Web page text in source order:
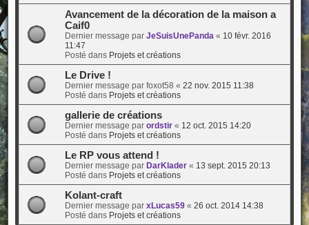
Avancement de la décoration de la maison a
Caif0
Dernier message par JeSuisUnePanda « 10 févr. 2016
11:47
Posté dans Projets et créations
Le Drive !
Dernier message par foxot58 « 22 nov. 2015 11:38
Posté dans Projets et créations
gallerie de créations
Dernier message par ordstir« 12 oct. 2015 14:20
Posté dans Projets et créations
Le RP vous attend !
Dernier message par DarKlader« 13 sept. 2015 20:13
Posté dans Projets et créations
Kolant-craft
Dernier message par xLucas59« 26 oct. 2014 14:38
Posté dans Projets et créations